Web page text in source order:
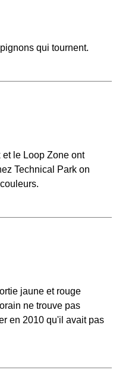
qui tournent.
le Loop Zone ont
Technical Park on
jaune et rouge
ne trouve pas
en 2010 qu'il avait pas